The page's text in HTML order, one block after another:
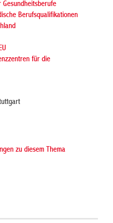
Gesundheitsberufe
Berufsqualifikationen
für die
zu diesem Thema